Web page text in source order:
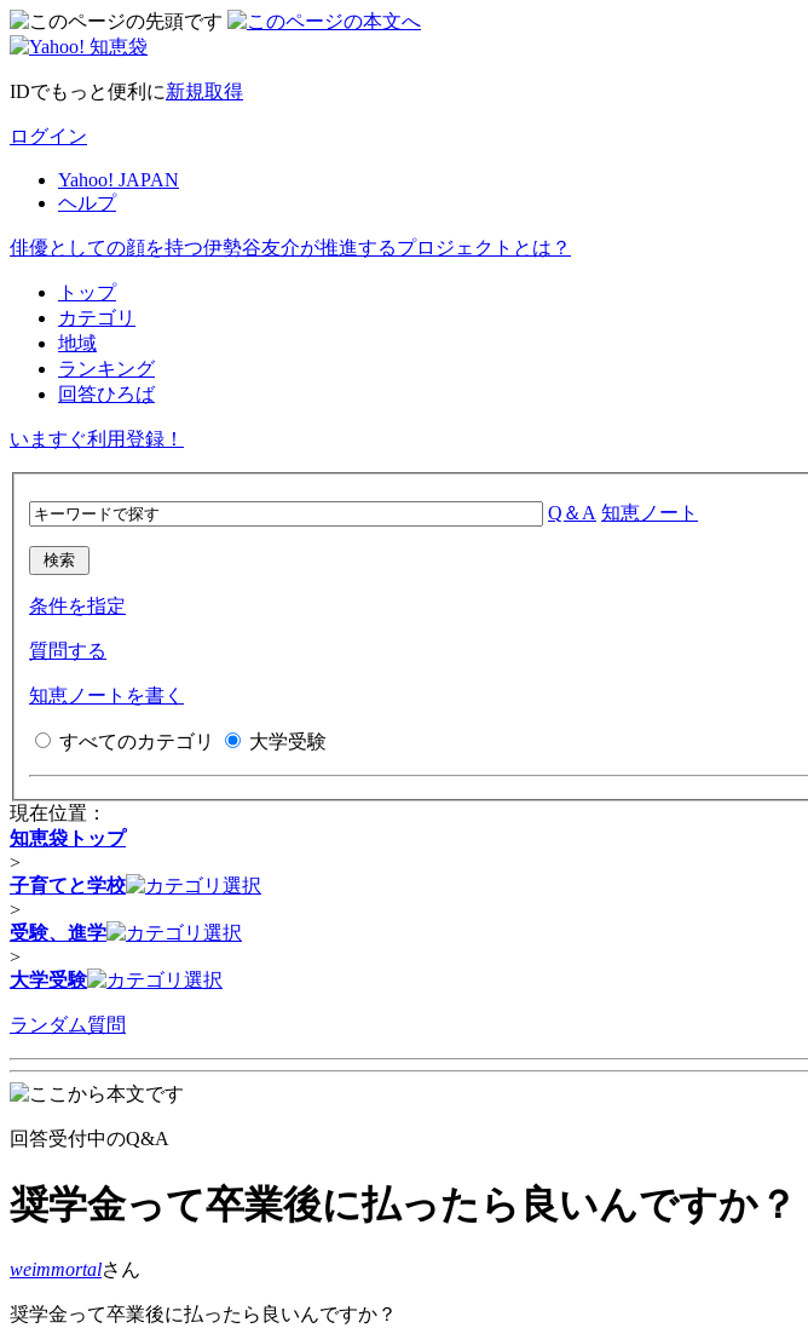
IDでもっと便利に新規取得
ログイン
Yahoo! JAPAN
ヘルプ
俳優としての顔を持つ伊勢谷友介が推進するプロジェクトとは？
トップ
カテゴリ
地域
ランキング
回答ひろば
いますぐ利用登録！
Q＆A 知恵ノート
条件を指定
質問する
知恵ノートを書く
すべてのカテゴリ 大学受験
現在位置：
知恵袋トップ
>
子育てと学校
>
受験、進学
>
大学受験
ランダム質問
回答受付中のQ&A
奨学金って卒業後に払ったら良いんですか？
weimmortalさん
奨学金って卒業後に払ったら良いんですか？